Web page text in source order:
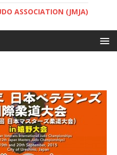
ASSOCIATION (JMJA)